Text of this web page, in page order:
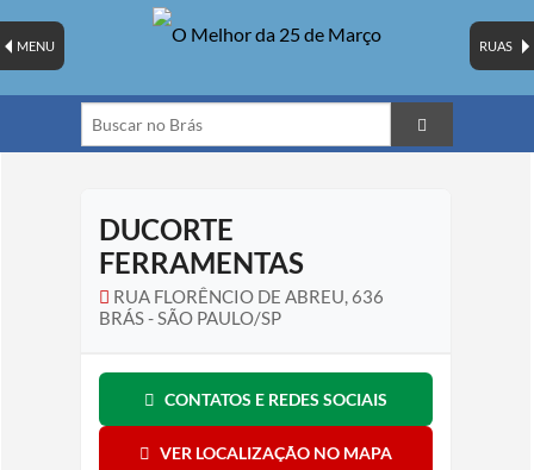
RUAS
MENU
DUCORTE
FERRAMENTAS
RUA FLORÊNCIO DE ABREU, 636
BRÁS - SÃO PAULO/SP
CONTATOS E REDES SOCIAIS
VER LOCALIZAÇÃO NO MAPA